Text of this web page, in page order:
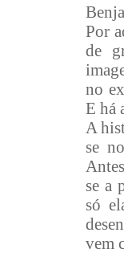
Por
de
no
E há
A
se
se a
só
vem